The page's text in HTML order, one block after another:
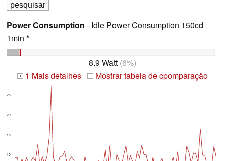
Power Consumption - Idle Power Consumption 150cd
1min *
8.9 Watt (6%)
+ 1 Mais detalhes + Mostrar tabela de cpomparação
10
15
20
25